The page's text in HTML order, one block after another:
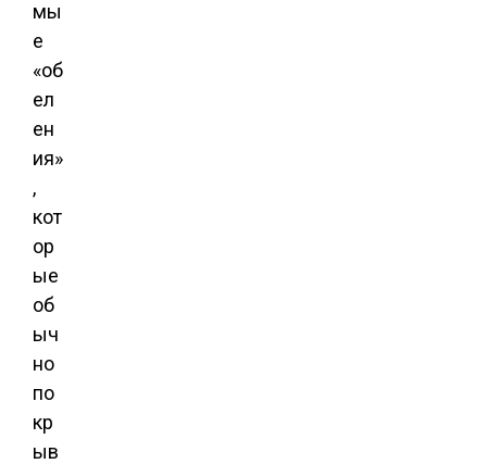
мы
е
«об
ел
ен
ия»
,
кот
ор
ые
об
ыч
но
по
кр
ыв